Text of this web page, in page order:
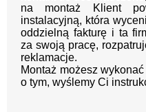
na montaż Klient
instalacyjną, która
oddzielną fakturę i ta
za swoją pracę,
reklamacje.
Montaż możesz
o tym, wyślemy Ci